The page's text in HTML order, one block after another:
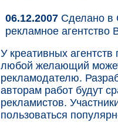
06.12.2007 Сделано в
рекламное агентство
У креативных
любой желающий
рекламодателю.
авторам работ будут
рекламистов.
пользоваться